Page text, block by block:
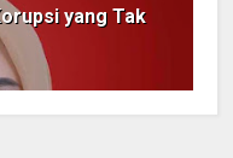
yang Tak